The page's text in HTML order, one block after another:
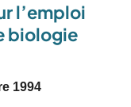
l’emploi
biologie
1994